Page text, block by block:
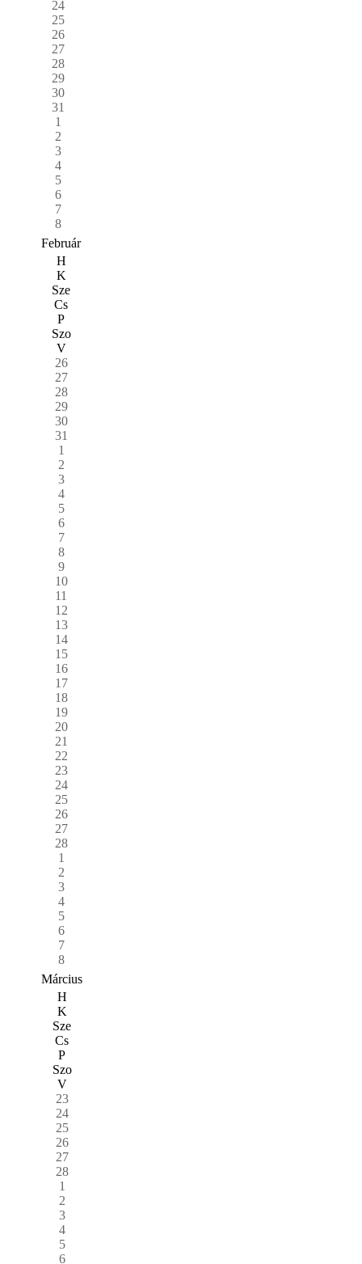
24
25
26
27
28
29
30
31
1
2
3
4
5
6
7
8
Február
H
K
Sze
Cs
P
Szo
V
26
27
28
29
30
31
1
2
3
4
5
6
7
8
9
10
11
12
13
14
15
16
17
18
19
20
21
22
23
24
25
26
27
28
1
2
3
4
5
6
7
8
Március
H
K
Sze
Cs
P
Szo
V
23
24
25
26
27
28
1
2
3
4
5
6